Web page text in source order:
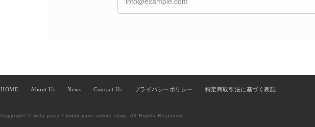
HOME About Us News Contact Us プライバシーポリシー 特定商取引法に基づく表記
Copyright © ikita paris / bohm paris online shop. All Rights Reserved.